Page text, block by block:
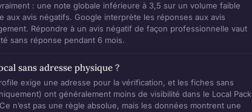
: une note globale inférieure à 3,5 sur un volume faible
aux avis négatifs. Google interprète les réponses aux avis
Répondre à un avis négatif de façon professionnelle vaut
sans réponse pendant 6 mois.
sans adresse physique ?
exige une adresse pour la vérification, et les fiches sans
ont généralement moins de visibilité dans le Local Pack
n’est pas une règle absolue, mais les données montrent une